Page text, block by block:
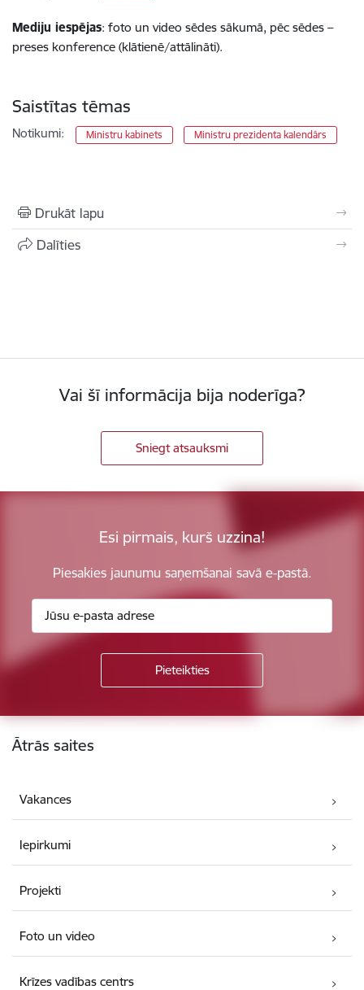
Mediju iespējas: foto un video sēdes sākumā, pēc sēdes –
preses konference (klātienē/attālināti).
Saistītas tēmas
Notikumi: Ministru kabinets Ministru prezidenta kalendārs
Drukāt lapu
Dalīties
Vai šī informācija bija noderīga?
Sniegt atsauksmi
Esi pirmais, kurš uzzina!
Piesakies jaunumu saņemšanai savā e-pastā.
Kājene
Ātrās saites
Vakances
Iepirkumi
Projekti
Foto un video
Krīzes vadības centrs